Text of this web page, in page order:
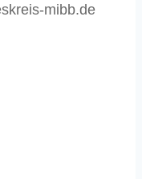
mibb.de